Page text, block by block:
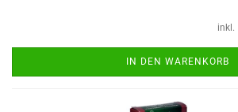
inkl.
IN DEN WARENKORB